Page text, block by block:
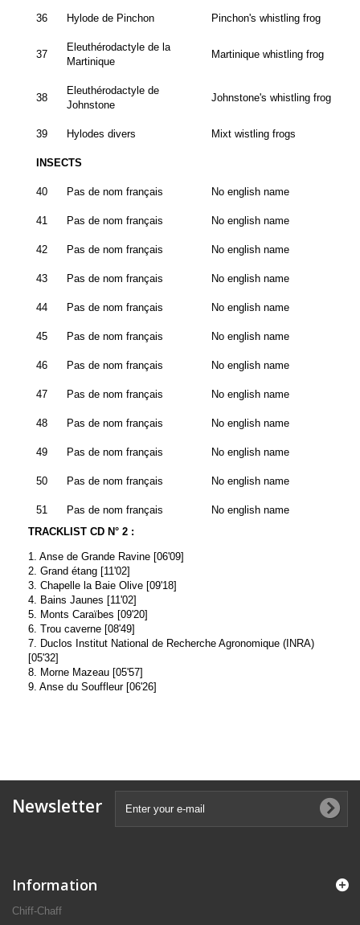
36 Hylode de Pinchon Pinchon's whistling frog
37
Eleuthérodactyle de la
Martinique
Martinique whistling frog
38
Eleuthérodactyle de
Johnstone
Johnstone's whistling frog
39 Hylodes divers Mixt wistling frogs
INSECTS
40 Pas de nom français No english name
41 Pas de nom français No english name
42 Pas de nom français No english name
43 Pas de nom français No english name
44 Pas de nom français No english name
45 Pas de nom français No english name
46 Pas de nom français No english name
47 Pas de nom français No english name
48 Pas de nom français No english name
49 Pas de nom français No english name
50 Pas de nom français No english name
51 Pas de nom français
No english name
TRACKLIST CD N° 2 :
1. Anse de Grande Ravine [06'09]
2. Grand étang [11'02]
3. Chapelle la Baie Olive [09'18]
4. Bains Jaunes [11'02]
5. Monts Caraïbes [09'20]
6. Trou caverne [08'49]
7. Duclos Institut National de Recherche Agronomique (INRA)
[05'32]
8. Morne Mazeau [05'57]
9. Anse du Souffleur [06'26]
Newsletter
Information
Chiff-Chaff